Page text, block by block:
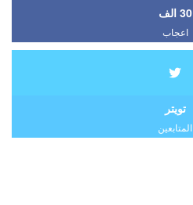
30 الف
اعجاب
تويتر
المتابعين